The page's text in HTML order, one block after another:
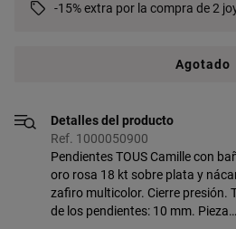
-15% extra por la compra de 2
Agotado
Detalles del producto
Ref. 1000050900
Pendientes TOUS Camille con
oro rosa 18 kt sobre plata y
zafiro multicolor. Cierre presión.
de los pendientes: 10 mm. Pieza